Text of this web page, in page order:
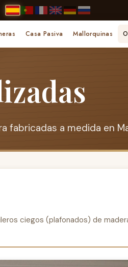
Casa Pasiva Mallorquinas
a medida en
ciegos (plafonados) de